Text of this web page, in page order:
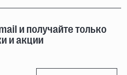
и получайте только
и акции